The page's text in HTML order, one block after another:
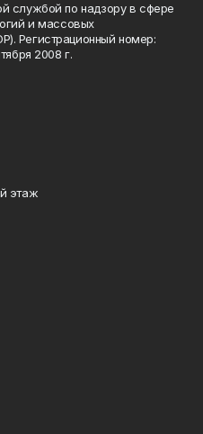
службой по надзору в сфере
и массовых
Регистрационный номер:
2008 г.
этаж